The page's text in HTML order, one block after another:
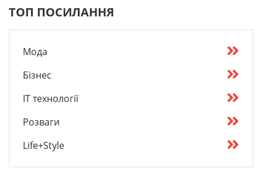
ТОП ПОСИЛАННЯ
Мода
Бізнес
IT технології
Розваги
Life+Style